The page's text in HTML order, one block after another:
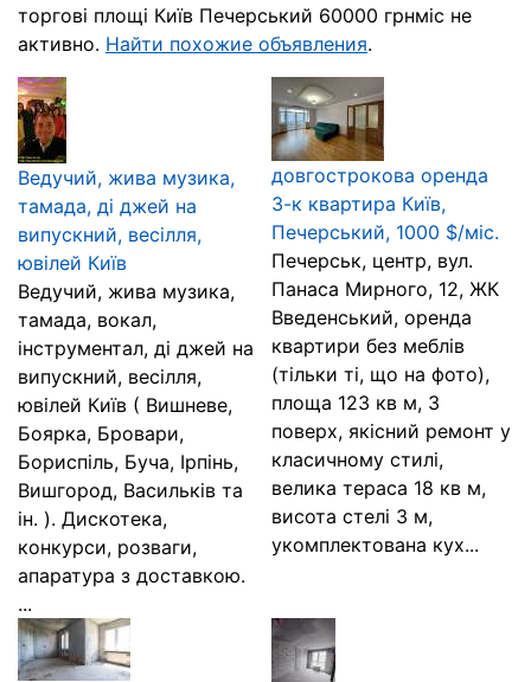
торгові площі Київ Печерський 60000 грнміс не
активно. Найти похожие объявления.
Ведучий, жива музика,
тамада, ді джей на
випускний, весілля,
ювілей Київ
Ведучий, жива музика,
тамада, вокал,
інструментал, ді джей на
випускний, весілля,
ювілей Київ ( Вишневе,
Боярка, Бровари,
Бориспіль, Буча, Ірпінь,
Вишгород, Васильків та
ін. ). Дискотека,
конкурси, розваги,
апаратура з доставкою.
...
довгострокова оренда
3-к квартира Київ,
Печерський, 1000 $/міс.
Печерськ, центр, вул.
Панаса Мирного, 12, ЖК
Введенський, оренда
квартири без меблів
(тільки ті, що на фото),
площа 123 кв м, 3
поверх, якісний ремонт у
класичному стилі,
велика тераса 18 кв м,
висота стелі 3 м,
укомплектована кух...